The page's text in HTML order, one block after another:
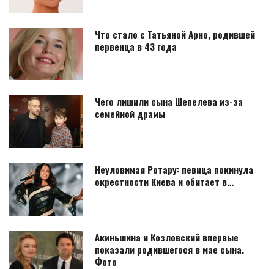
Что стало с Татьяной Арно, родившей
первенца в 43 года
Чего лишили сына Шепелева из-за
семейной драмы
Неуловимая Ротару: певица покинула
окрестности Киева и обитает в…
Акиньшина и Козловский впервые
показали родившегося в мае сына.
Фото